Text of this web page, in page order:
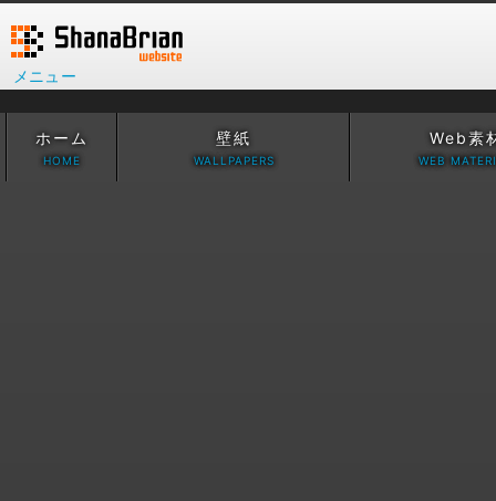
メニュー
ホーム 壁紙 Web素